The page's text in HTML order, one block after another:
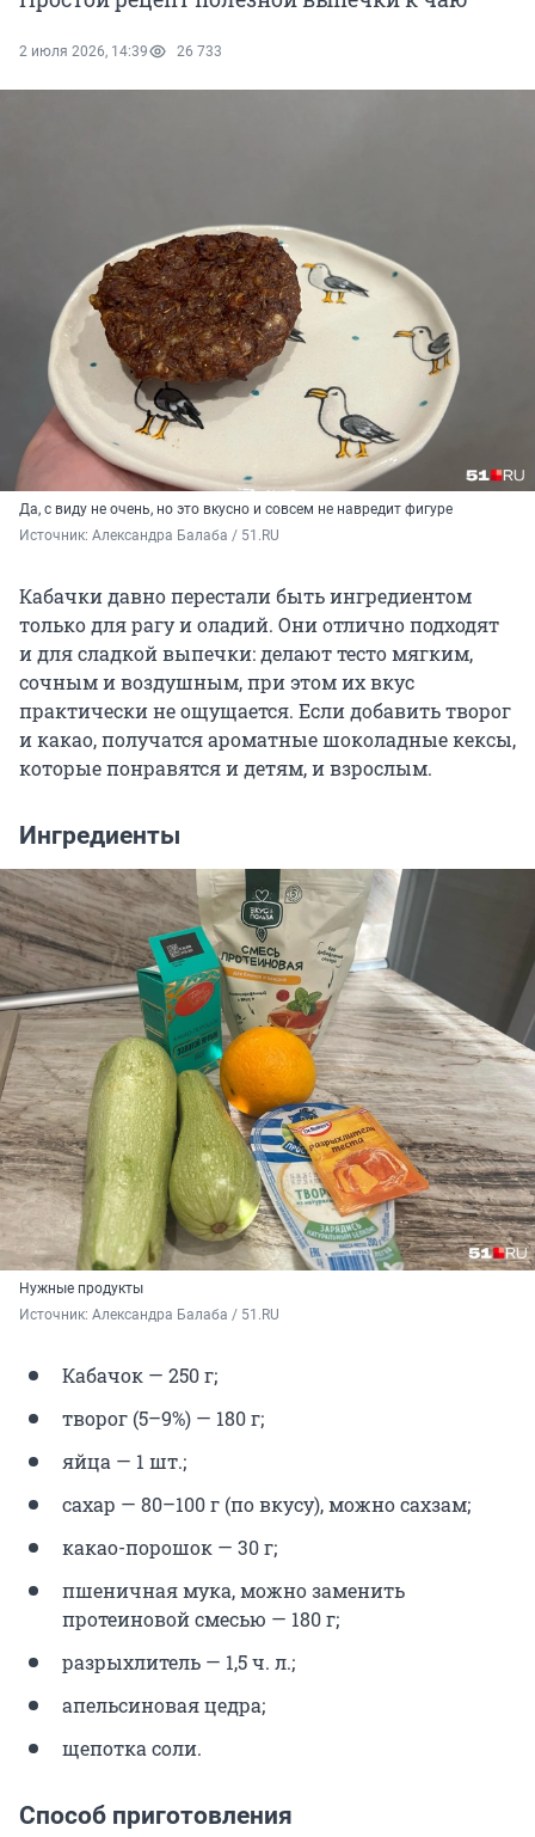
2 июля 2026, 14:39 26 733
Да, с виду не очень, но это вкусно и совсем не навредит фигуре
Источник: Александра Балаба / 51.RU
Кабачки давно перестали быть ингредиентом
только для рагу и оладий. Они отлично подходят
и для сладкой выпечки: делают тесто мягким,
сочным и воздушным, при этом их вкус
практически не ощущается. Если добавить творог
и какао, получатся ароматные шоколадные кексы,
которые понравятся и детям, и взрослым.
Ингредиенты
Нужные продукты
Источник: Александра Балаба / 51.RU
Кабачок — 250 г;
творог (5–9%) — 180 г;
яйца — 1 шт.;
сахар — 80–100 г (по вкусу), можно сахзам;
какао-порошок — 30 г;
пшеничная мука, можно заменить
протеиновой смесью — 180 г;
разрыхлитель — 1,5 ч. л.;
апельсиновая цедра;
щепотка соли.
Способ приготовления